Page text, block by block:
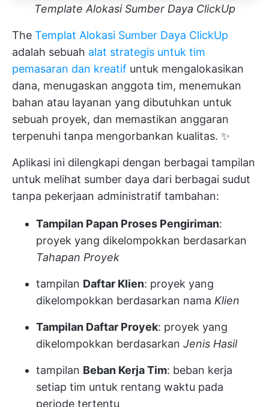
Template Alokasi Sumber Daya ClickUp
The Templat Alokasi Sumber Daya ClickUp
adalah sebuah alat strategis untuk tim
pemasaran dan kreatif untuk mengalokasikan
dana, menugaskan anggota tim, menemukan
bahan atau layanan yang dibutuhkan untuk
sebuah proyek, dan memastikan anggaran
terpenuhi tanpa mengorbankan kualitas. ✨
Aplikasi ini dilengkapi dengan berbagai tampilan
untuk melihat sumber daya dari berbagai sudut
tanpa pekerjaan administratif tambahan:
Tampilan Papan Proses Pengiriman:
proyek yang dikelompokkan berdasarkan
Tahapan Proyek
tampilan Daftar Klien: proyek yang
dikelompokkan berdasarkan nama Klien
Tampilan Daftar Proyek: proyek yang
dikelompokkan berdasarkan Jenis Hasil
tampilan Beban Kerja Tim: beban kerja
setiap tim untuk rentang waktu pada
periode tertentu